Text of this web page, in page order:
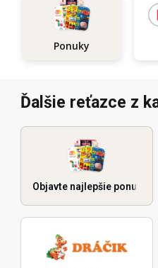
Ponuky
Ďalšie reťazce z
Objavte najlepšie ponuky